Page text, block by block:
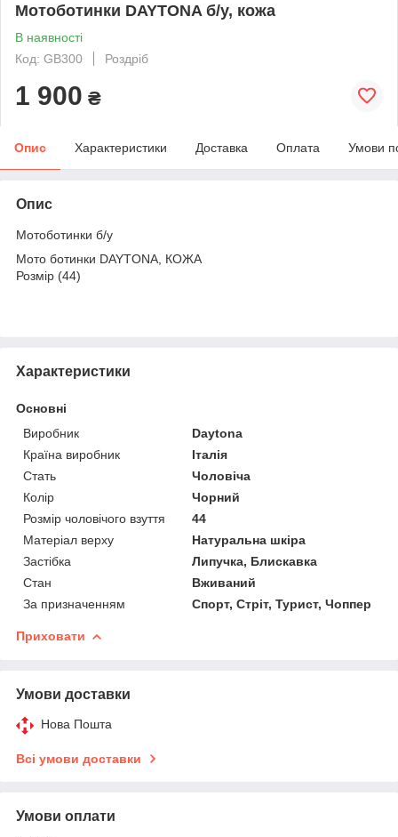
Мотоботинки DAYTONA б/у, кожа
В наявності
Код: GB300
Роздріб
1 900 ₴
Опис Характеристики Доставка Оплата Умови
Опис
Мотоботинки б/у
Мото ботинки DAYTONA, КОЖА
Розмір (44)
Характеристики
Основні
Виробник
Daytona
Країна виробник
Італія
Стать
Чоловіча
Колір
Чорний
Розмір чоловічого взуття
44
Матеріал верху
Натуральна шкіра
Застібка
Липучка, Блискавка
Стан
Вживаний
За призначенням
Спорт, Стріт, Турист, Чоппер
Приховати
Умови доставки
Нова Пошта
Всі умови доставки
Умови оплати